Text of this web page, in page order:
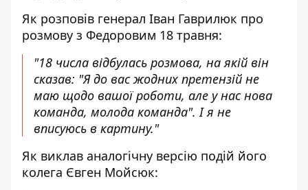
Як розповів генерал Іван Гаврилюк про
розмову з Федоровим 18 травня:
"18 числа відбулась розмова, на якій він
сказав: "Я до вас жодних претензій не
маю щодо вашої роботи, але у нас нова
команда, молода команда". І я не
вписуюсь в картину."
Як виклав аналогічну версію подій його
колега Євген Мойсюк: